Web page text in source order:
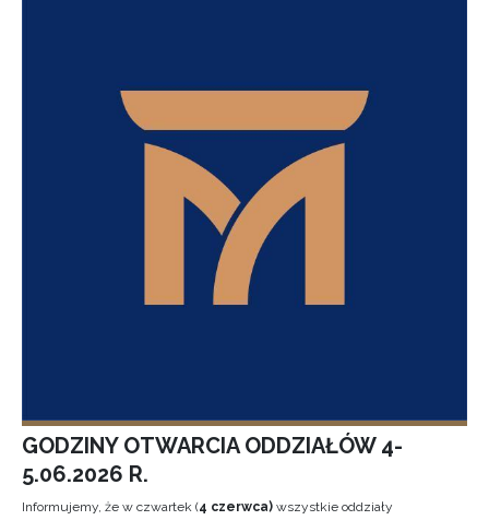
GODZINY OTWARCIA ODDZIAŁÓW 4-
5.06.2026 R.
Informujemy, że w czwartek (4 czerwca) wszystkie oddziały